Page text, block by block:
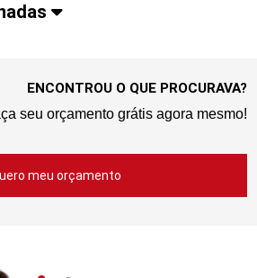
ENCONTROU O QUE PROCURAVA?
seu orçamento grátis agora mesmo!
meu orçamento